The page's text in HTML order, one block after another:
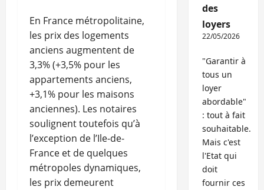
En France métropolitaine,
les prix des logements
anciens augmentent de
3,3% (+3,5% pour les
appartements anciens,
+3,1% pour les maisons
anciennes). Les notaires
soulignent toutefois qu’à
l’exception de l’Ile-de-
France et de quelques
métropoles dynamiques,
les prix demeurent
des
loyers
22/05/2026
"Garantir à
tous un
loyer
abordable"
: tout à fait
souhaitable.
Mais c'est
l'Etat qui
doit
fournir ces